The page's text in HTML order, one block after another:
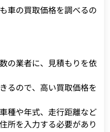
車の買取価格を調べるの
の業者に、見積もりを依
るので、高い買取価格を
種や年式、走行距離など
所を入力する必要があり